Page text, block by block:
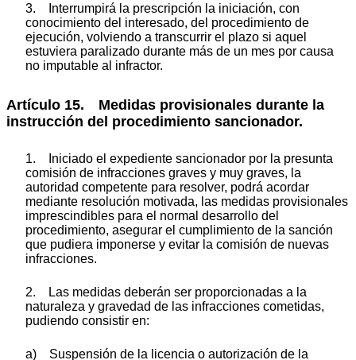
3. Interrumpirá la prescripción la iniciación, con
conocimiento del interesado, del procedimiento de
ejecución, volviendo a transcurrir el plazo si aquel
estuviera paralizado durante más de un mes por causa
no imputable al infractor.
Artículo 15. Medidas provisionales durante la
instrucción del procedimiento sancionador.
1. Iniciado el expediente sancionador por la presunta
comisión de infracciones graves y muy graves, la
autoridad competente para resolver, podrá acordar
mediante resolución motivada, las medidas provisionales
imprescindibles para el normal desarrollo del
procedimiento, asegurar el cumplimiento de la sanción
que pudiera imponerse y evitar la comisión de nuevas
infracciones.
2. Las medidas deberán ser proporcionadas a la
naturaleza y gravedad de las infracciones cometidas,
pudiendo consistir en:
a) Suspensión de la licencia o autorización de la